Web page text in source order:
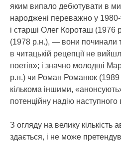
яким випало дебютувати в
народжені переважно у 1980-
і старші Олег Короташ (1976
(1978 р.н.), — вони починали
в читацькій рецепції не
поетів»; і значно молодші
р.н.) чи Роман Романюк (1989
кількома іншими,
потенційну надію наступного
З огляду на велику кількість
здається, і не може